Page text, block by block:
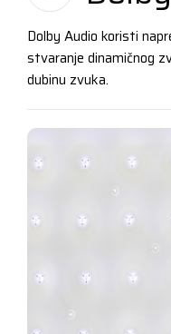
Dolby Audio koristi
stvaranje dinamičnog
dubinu zvuka.